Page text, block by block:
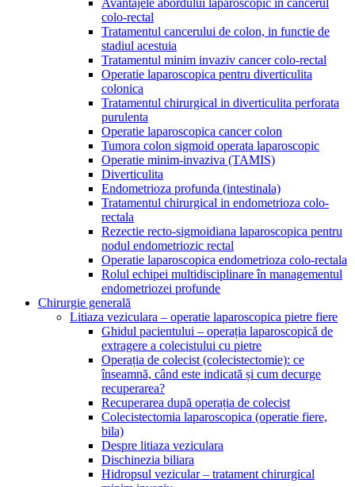
colo-rectal
Tratamentul cancerului de colon, in functie de
stadiul acestuia
Tratamentul minim invaziv cancer colo-rectal
Operatie laparoscopica pentru diverticulita
colonica
Tratamentul chirurgical in diverticulita perforata
purulenta
Operatie laparoscopica cancer colon
Tumora colon sigmoid operata laparoscopic
Operatie minim-invaziva (TAMIS)
Diverticulita
Endometrioza profunda (intestinala)
Tratamentul chirurgical in endometrioza colo-
rectala
Rezectie recto-sigmoidiana laparoscopica pentru
nodul endometriozic rectal
Operatie laparoscopica endometrioza colo-rectala
Rolul echipei multidisciplinare în managementul
endometriozei profunde
Chirurgie generală
Litiaza veziculara – operatie laparoscopica pietre fiere
Ghidul pacientului – operația laparoscopică de
extragere a colecistului cu pietre
Operația de colecist (colecistectomie): ce
înseamnă, când este indicată și cum decurge
recuperarea?
Recuperarea după operația de colecist
Colecistectomia laparoscopica (operatie fiere,
bila)
Despre litiaza veziculara
Dischinezia biliara
Hidropsul vezicular – tratament chirurgical